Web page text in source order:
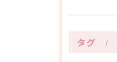
タグ